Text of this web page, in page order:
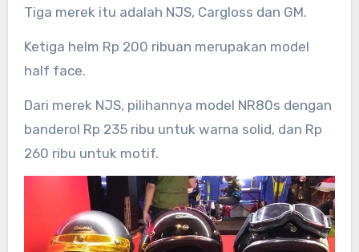
Tiga merek itu adalah NJS, Cargloss dan GM.
Ketiga helm Rp 200 ribuan merupakan model
half face.
Dari merek NJS, pilihannya model NR80s dengan
banderol Rp 235 ribu untuk warna solid, dan Rp
260 ribu untuk motif.